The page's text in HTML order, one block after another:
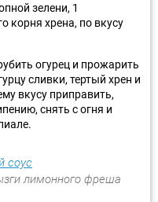
зелени, 1
корня хрена, по вкусу
огурец и прожарить
сливки, тертый хрен и
вкусу приправить,
снять с огня и
лимонного фреша